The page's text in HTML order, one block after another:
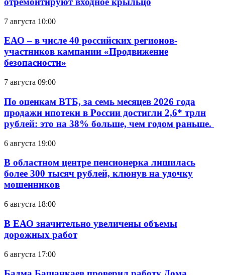
7 августа 10:00
ЕАО – в числе 40 российских регионов-
участников кампании «Продвижение
безопасности»
7 августа 09:00
По оценкам ВТБ, за семь месяцев 2026 года
продажи ипотеки в России достигли 2,6* трлн
рублей: это на 38% больше, чем годом раньше.
6 августа 19:00
В областном центре пенсионерка лишилась
более 300 тысяч рублей, клюнув на удочку
мошенников
6 августа 18:00
В ЕАО значительно увеличены объемы
дорожных работ
6 августа 17:00